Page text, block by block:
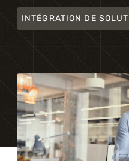
Expérience mobile
Intelligence
Services
Formations
INTÉGRATION DE